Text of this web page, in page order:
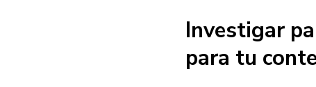
Investigar
para tu